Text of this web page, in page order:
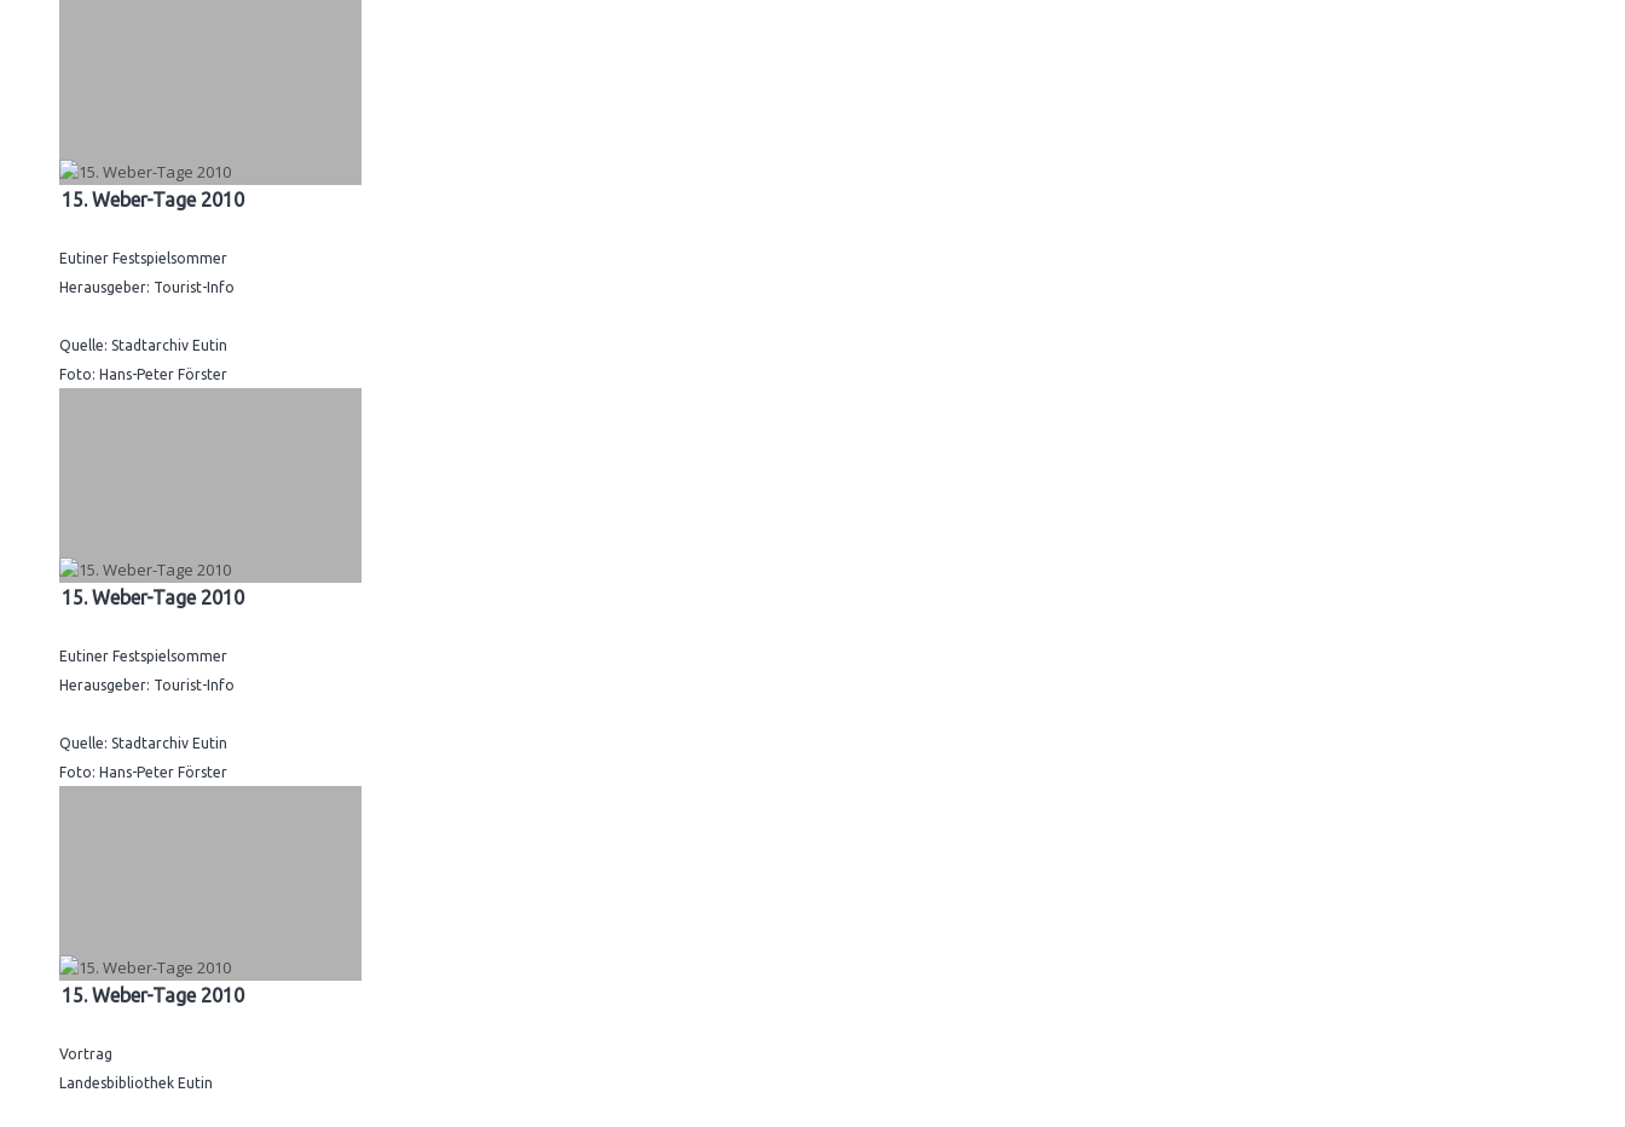
15. Weber-Tage 2010
Eutiner Festspielsommer
Herausgeber: Tourist-Info
Quelle: Stadtarchiv Eutin
Foto: Hans-Peter Förster
15. Weber-Tage 2010
Eutiner Festspielsommer
Herausgeber: Tourist-Info
Quelle: Stadtarchiv Eutin
Foto: Hans-Peter Förster
15. Weber-Tage 2010
Vortrag
Landesbibliothek Eutin